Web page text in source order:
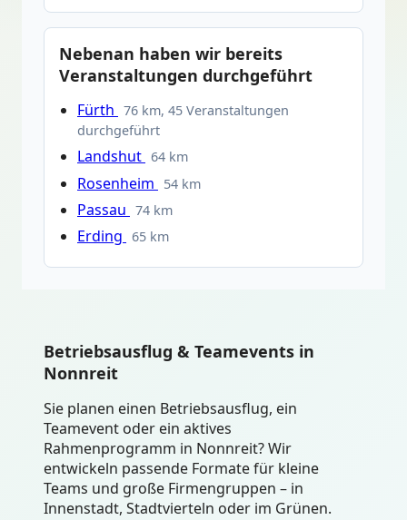
Nebenan haben wir bereits
Veranstaltungen durchgeführt
Fürth 76 km, 45 Veranstaltungen
durchgeführt
Landshut 64 km
Rosenheim 54 km
Passau 74 km
Erding 65 km
Betriebsausflug & Teamevents in
Nonnreit
Sie planen einen Betriebsausflug, ein
Teamevent oder ein aktives
Rahmenprogramm in Nonnreit? Wir
entwickeln passende Formate für kleine
Teams und große Firmengruppen – in
Innenstadt, Stadtvierteln oder im Grünen.